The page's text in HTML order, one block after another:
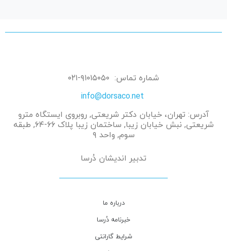
شماره تماس: ۹۱۰۱۵۰۵۰-۰۲۱
آدرس: تهران، خیابان دکتر شریعتی, روبروی ایستگاه مترو
شریعتی, نبش خیابان زیبا, ساختمان زیبا پلاک ۶۶-۶۴, طبقه
سوم, واحد ۹
تدبیر اندیشان دُرسا
درباره ما
خبرنامه دُرسا
شرایط گارانتی